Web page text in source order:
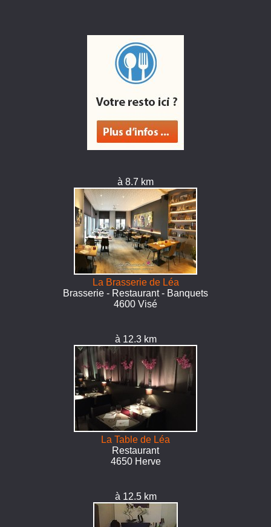
à 8.7 km
La Brasserie de Léa
Brasserie - Restaurant - Banquets
4600 Visé
à 12.3 km
La Table de Léa
Restaurant
4650 Herve
à 12.5 km